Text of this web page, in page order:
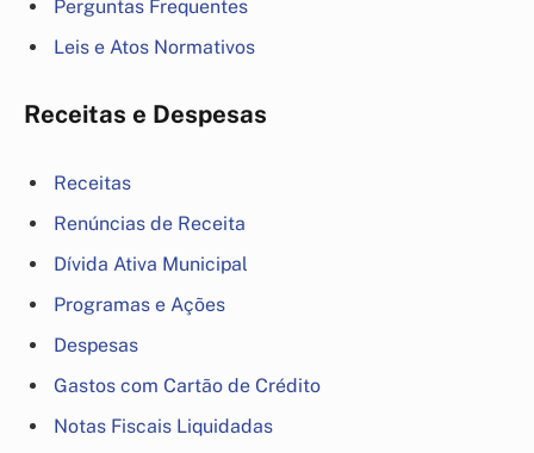
Perguntas Frequentes
Leis e Atos Normativos
Receitas e Despesas
Receitas
Renúncias de Receita
Dívida Ativa Municipal
Programas e Ações
Despesas
Gastos com Cartão de Crédito
Notas Fiscais Liquidadas